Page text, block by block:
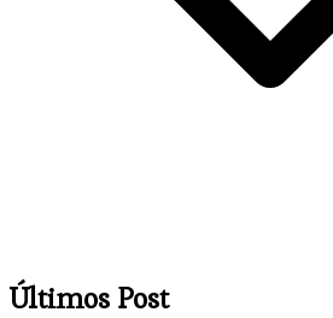
Últimos Post